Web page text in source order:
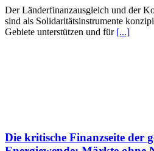
Der Länderfinanzausgleich und der
sind als Solidaritätsinstrumente
Gebiete unterstützen und für [...]
Die kritische Finanzseite der